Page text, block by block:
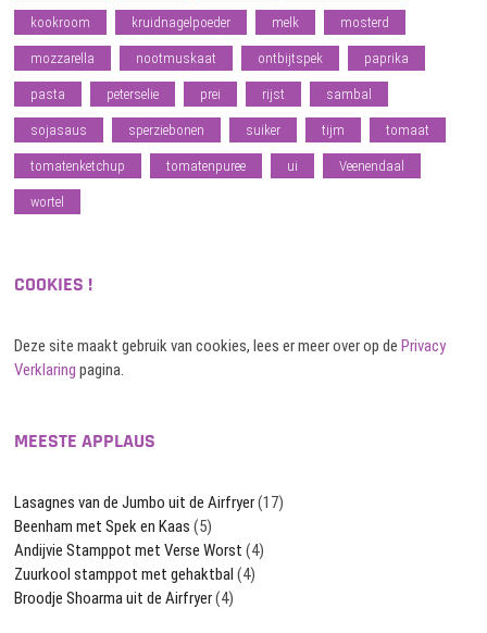
kookroom kruidnagelpoeder melk mosterd
mozzarella nootmuskaat ontbijtspek paprika
pasta peterselie prei rijst sambal
sojasaus sperziebonen suiker tijm tomaat
tomatenketchup tomatenpuree ui Veenendaal
wortel
COOKIES !
Deze site maakt gebruik van cookies, lees er meer over op dePrivacy
Verklaring pagina.
MEESTE APPLAUS
Lasagnes van de Jumbo uit de Airfryer(17)
Beenham met Spek en Kaas (5)
Andijvie Stamppot met Verse Worst (4)
Zuurkool stamppot met gehaktbal (4)
Broodje Shoarma uit de Airfryer(4)